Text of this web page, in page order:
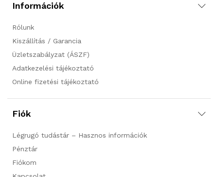
Információk
Rólunk
Kiszállítás / Garancia
Üzletszabályzat (ÁSZF)
Adatkezelési tájékoztató
Online fizetési tájékoztató
Fiók
Légrugó tudástár – Hasznos információk
Pénztár
Fiókom